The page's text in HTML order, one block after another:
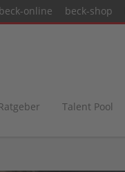
beck-online beck-shop
Talent Pool